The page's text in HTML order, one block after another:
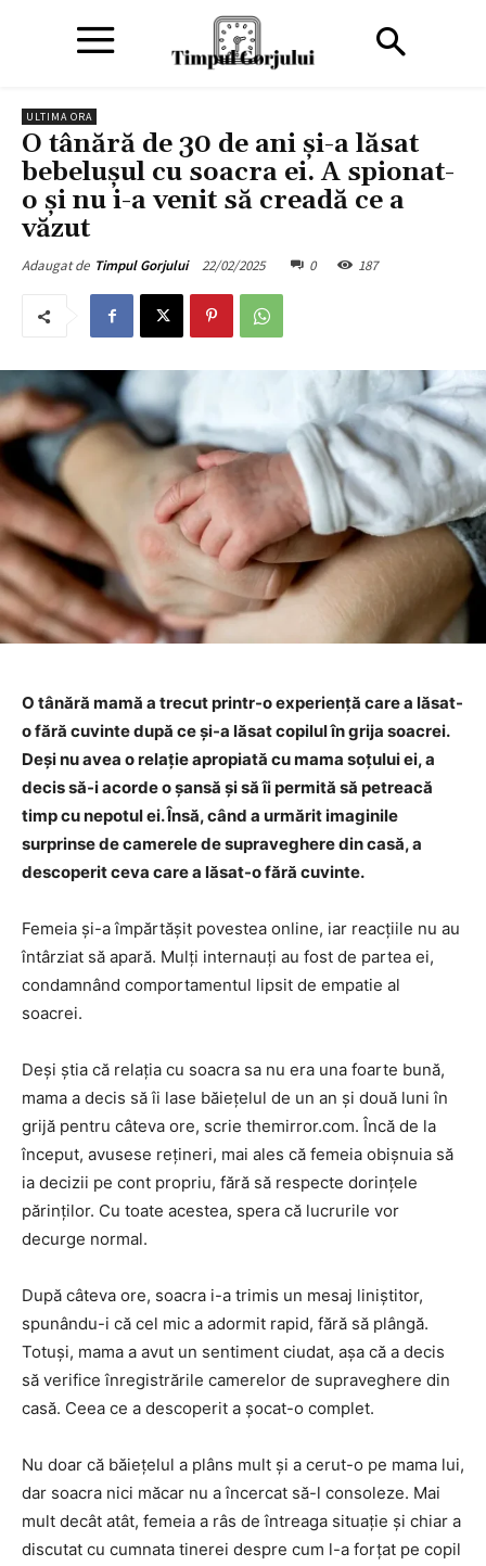
ULTIMA ORA
O tânără de 30 de ani și-a lăsat
bebelușul cu soacra ei. A spionat-
o și nu i-a venit să creadă ce a
văzut
Adaugat de Timpul Gorjului 22/02/2025 0 187
O tânără mamă a trecut printr-o experiență care a lăsat-
o fără cuvinte după ce și-a lăsat copilul în grija soacrei.
Deși nu avea o relație apropiată cu mama soțului ei, a
decis să-i acorde o șansă și să îi permită să petreacă
timp cu nepotul ei. Însă, când a urmărit imaginile
surprinse de camerele de supraveghere din casă, a
descoperit ceva care a lăsat-o fără cuvinte.
Femeia și-a împărtășit povestea online, iar reacțiile nu au
întârziat să apară. Mulți internauți au fost de partea ei,
condamnând comportamentul lipsit de empatie al
soacrei.
Deși știa că relația cu soacra sa nu era una foarte bună,
mama a decis să îi lase băiețelul de un an și două luni în
grijă pentru câteva ore, scrie themirror.com. Încă de la
început, avusese rețineri, mai ales că femeia obișnuia să
ia decizii pe cont propriu, fără să respecte dorințele
părinților. Cu toate acestea, spera că lucrurile vor
decurge normal.
După câteva ore, soacra i-a trimis un mesaj liniștitor,
spunându-i că cel mic a adormit rapid, fără să plângă.
Totuși, mama a avut un sentiment ciudat, așa că a decis
să verifice înregistrările camerelor de supraveghere din
casă. Ceea ce a descoperit a șocat-o complet.
Nu doar că băiețelul a plâns mult și a cerut-o pe mama lui,
dar soacra nici măcar nu a încercat să-l consoleze. Mai
mult decât atât, femeia a râs de întreaga situație și chiar a
discutat cu cumnata tinerei despre cum l-a forțat pe copil